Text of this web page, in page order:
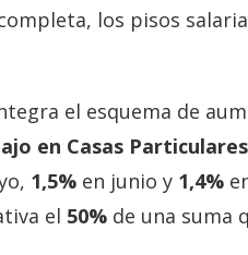
los pisos
el esquema de
en Casas Particulares
1,5% en junio y 1,4%
el 50% de una suma